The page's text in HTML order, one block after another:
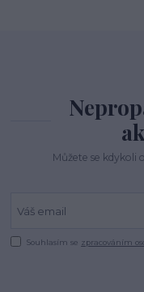
Můžete se kdykoli
Souhlasím se zpracováním